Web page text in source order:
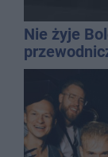
Nie żyje
dyrektor